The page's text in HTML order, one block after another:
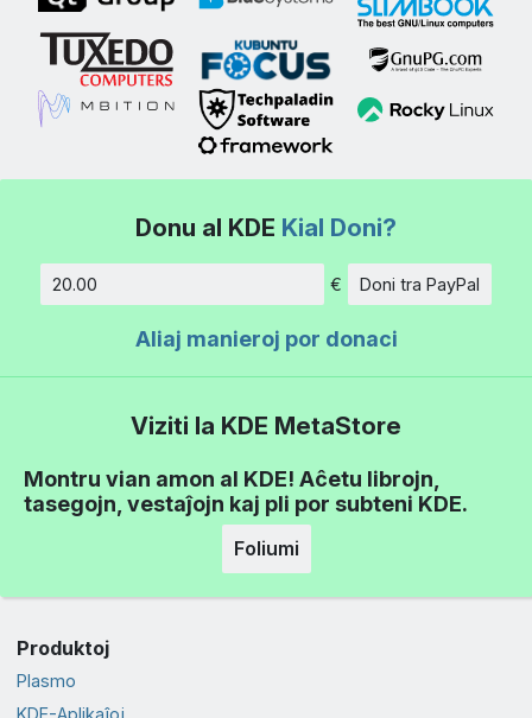
Donu al KDE Kial Doni?
€ Doni tra PayPal
Aliaj manieroj por donaci
Viziti la KDE MetaStore
Montru vian amon al KDE! Aĉetu librojn,
tasegojn, vestaĵojn kaj pli por subteni KDE.
Foliumi
Produktoj
Plasmo
KDE-Aplikaĵoj